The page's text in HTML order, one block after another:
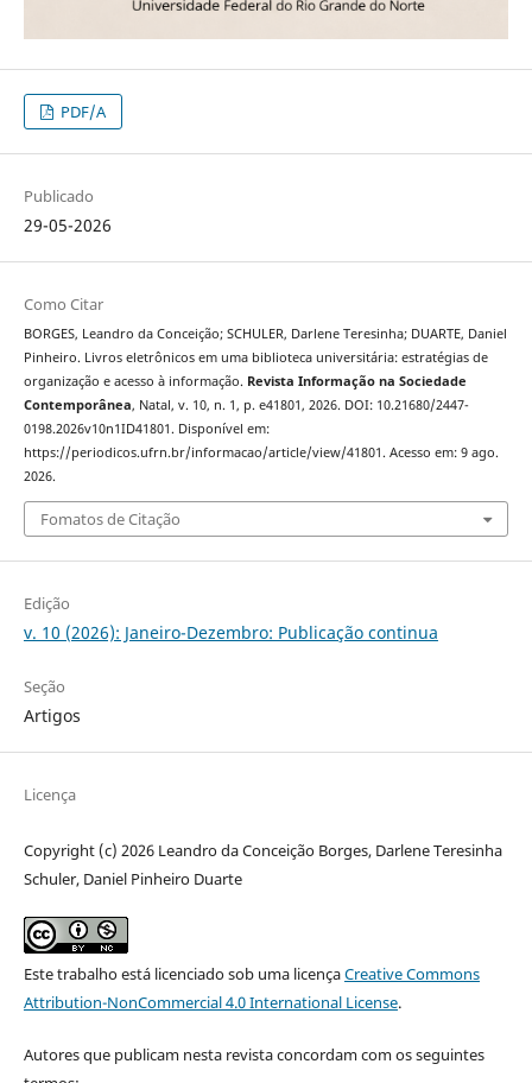
PDF/A
Publicado
29-05-2026
Como Citar
BORGES, Leandro da Conceição; SCHULER, Darlene Teresinha; DUARTE, Daniel
Pinheiro. Livros eletrônicos em uma biblioteca universitária: estratégias de
organização e acesso à informação. Revista Informação na Sociedade
Contemporânea, Natal, v. 10, n. 1, p. e41801, 2026. DOI: 10.21680/2447-
0198.2026v10n1ID41801. Disponível em:
https://periodicos.ufrn.br/informacao/article/view/41801. Acesso em: 9 ago.
2026.
Fomatos de Citação
Edição
v. 10 (2026): Janeiro-Dezembro: Publicação continua
Seção
Artigos
Licença
Copyright (c) 2026 Leandro da Conceição Borges, Darlene Teresinha
Schuler, Daniel Pinheiro Duarte
Este trabalho está licenciado sob uma licençaCreative Commons
Attribution-NonCommercial 4.0 International License.
Autores que publicam nesta revista concordam com os seguintes